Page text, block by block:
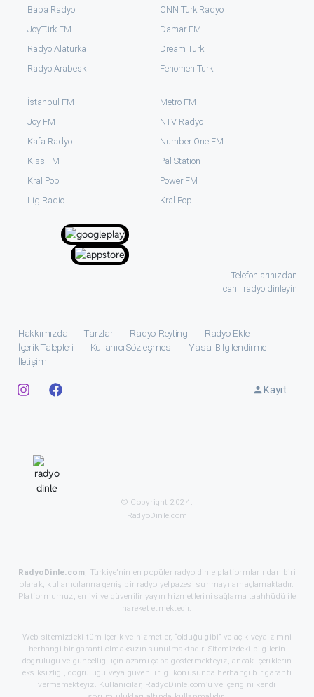
Baba Radyo
JoyTürk FM
Radyo Alaturka
Radyo Arabesk
CNN Türk Radyo
Damar FM
Dream Türk
Fenomen Türk
İstanbul FM
Joy FM
Kafa Radyo
Kiss FM
Kral Pop
⁠Lig Radio
Metro FM
NTV Radyo
Number One FM
Pal Station
Power FM
Kral Pop
Telefonlarınızdan
canlı radyo dinleyin
Hakkımızda Tarzlar Radyo Reyting
Radyo Ekle
İçerik Talepleri
Kullanıcı Sözleşmesi
Yasal Bilgilendirme
İletişim
Kayıt
© Copyright 2024.
RadyoDinle.com
RadyoDinle.com; Türkiye’nin en popüler radyo dinle platformlarından biri
olarak, kullanıcılarına geniş bir radyo yelpazesi sunmayı amaçlamaktadır.
Platformumuz, en iyi ve güvenilir yayın hizmetlerini sağlama taahhüdü ile
hareket etmektedir.
Web sitemizdeki tüm içerik ve hizmetler, “olduğu gibi” ve açık veya zımni
herhangi bir garanti olmaksızın sunulmaktadır. Sitemizdeki bilgilerin
doğruluğu ve güncelliği için azami çaba göstermekteyiz, ancak içeriklerin
eksiksizliği, doğruluğu veya güvenilirliği konusunda herhangi bir garanti
vermemekteyiz. Kullanıcılar, RadyoDinle.com’u ve içeriğini kendi